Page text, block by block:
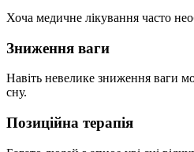
Хоча медичне лікування часто
Зниження ваги
Навіть невелике зниження ваги
сну.
Позиційна терапія